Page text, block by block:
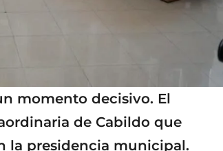
momento decisivo. El
de Cabildo que
la presidencia municipal.